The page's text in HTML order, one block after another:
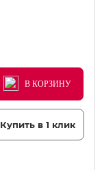
В КОРЗИНУ
В КОРЗИНУ
В КОРЗИНУ
Купить в 1 клик